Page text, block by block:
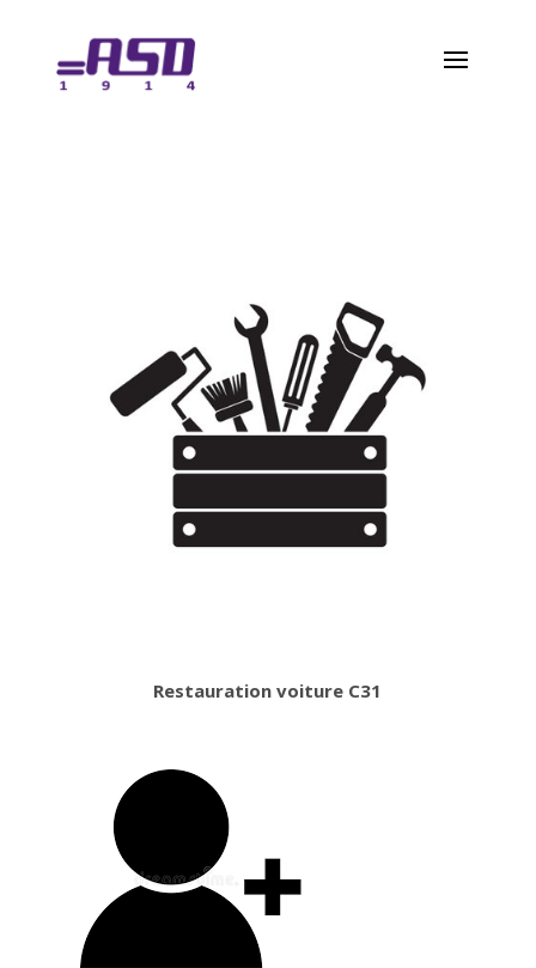
Restauration voiture C31